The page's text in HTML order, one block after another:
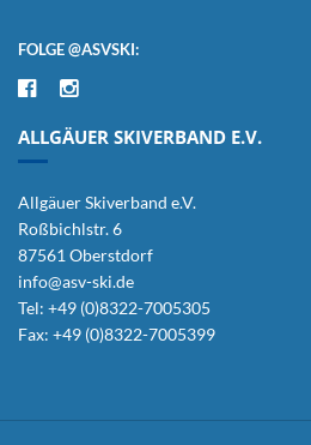
FOLGE @ASVSKI:
ALLGÄUER SKIVERBAND E.V.
Allgäuer Skiverband e.V.
Roßbichlstr. 6
87561 Oberstdorf
info@asv-ski.de
Tel: +49 (0)8322-7005305
Fax: +49 (0)8322-7005399